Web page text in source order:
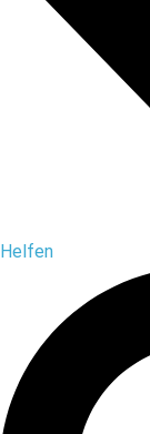
Helfen